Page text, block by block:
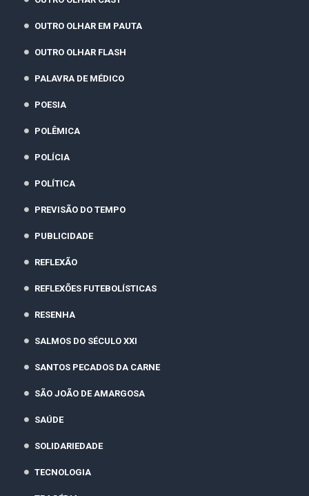
OUTRO OLHAR EM PAUTA
OUTRO OLHAR FLASH
PALAVRA DE MÉDICO
POESIA
POLÊMICA
POLÍCIA
POLÍTICA
PREVISÃO DO TEMPO
PUBLICIDADE
REFLEXÃO
REFLEXÕES FUTEBOLÍSTICAS
RESENHA
SALMOS DO SÉCULO XXI
SANTOS PECADOS DA CARNE
SÃO JOÃO DE AMARGOSA
SAÚDE
SOLIDARIEDADE
TECNOLOGIA